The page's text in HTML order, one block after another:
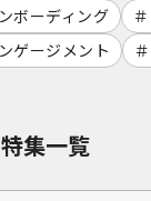
ボーディング
ゲージメント
集一覧